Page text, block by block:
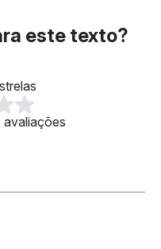
este texto?
avaliações